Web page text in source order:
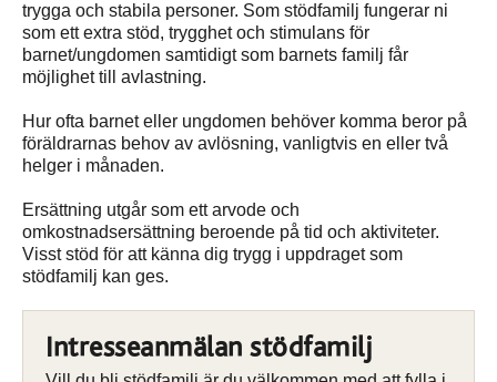
trygga och stabila personer. Som stödfamilj fungerar ni
som ett extra stöd, trygghet och stimulans för
barnet/ungdomen samtidigt som barnets familj får
möjlighet till avlastning.
Hur ofta barnet eller ungdomen behöver komma beror på
föräldrarnas behov av avlösning, vanligtvis en eller två
helger i månaden.
Ersättning utgår som ett arvode och
omkostnadsersättning beroende på tid och aktiviteter.
Visst stöd för att känna dig trygg i uppdraget som
stödfamilj kan ges.
Intresseanmälan stödfamilj